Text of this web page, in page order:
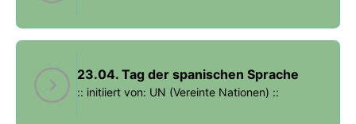
23.04. Tag der spanischen Sprache
:: initiiert von: UN (Vereinte Nationen) ::